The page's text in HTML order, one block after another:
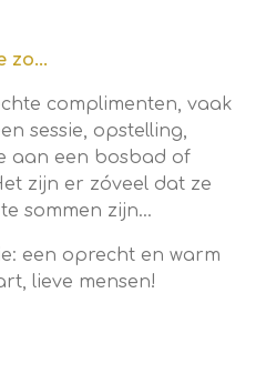
zo...
complimenten, vaak
sessie, opstelling,
aan een bosbad of
zijn er zóveel dat ze
sommen zijn...
een oprecht en warm
lieve mensen!